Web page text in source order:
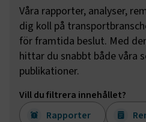
Våra rapporter, analyser,
dig koll på
för framtida beslut. Med
hittar du snabbt både våra
publikationer.
Vill du filtrera innehållet?
Rapporter